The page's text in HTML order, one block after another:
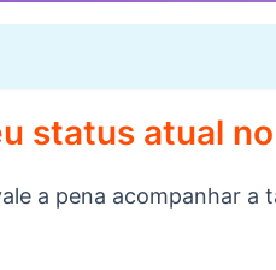
status atual
a pena acompanhar a